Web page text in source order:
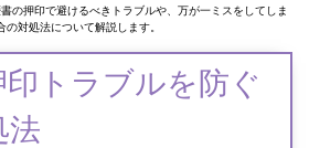
の押印で避けるべきトラブルや、万が一ミスをしてしま
の対処法について解説します。
印トラブルを防ぐ
法